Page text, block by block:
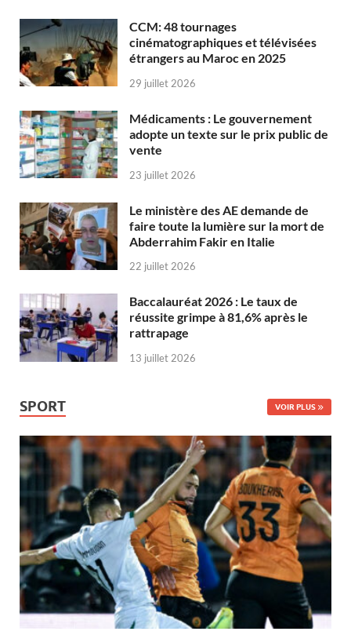
CCM: 48 tournages
cinématographiques et télévisées
étrangers au Maroc en 2025
29 juillet 2026
Médicaments : Le gouvernement
adopte un texte sur le prix public de
vente
23 juillet 2026
Le ministère des AE demande de
faire toute la lumière sur la mort de
Abderrahim Fakir en Italie
22 juillet 2026
Baccalauréat 2026 : Le taux de
réussite grimpe à 81,6% après le
rattrapage
13 juillet 2026
SPORT VOIR PLUS